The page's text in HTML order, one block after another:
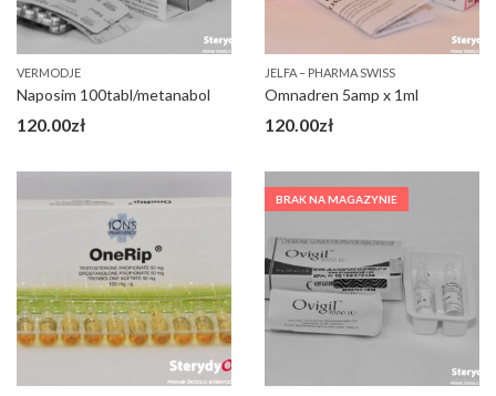
VERMODJE
Naposim 100tabl/metanabol
120.00zł
JELFA – PHARMA SWISS
Omnadren 5amp x 1ml
120.00zł
BRAK NA MAGAZYNIE